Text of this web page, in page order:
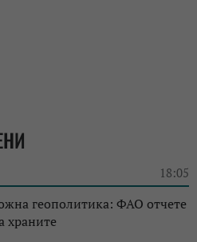
18:05
геополитика: ФАО отчете
храните